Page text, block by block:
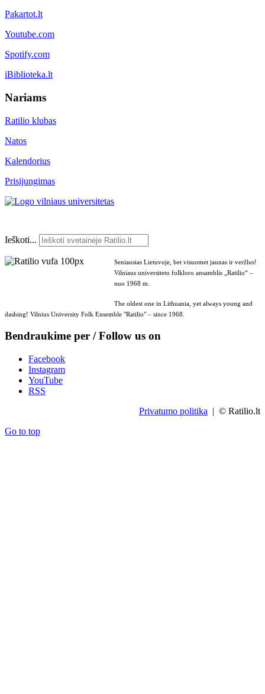
Pakartot.lt
Youtube.com
Spotify.com
iBiblioteka.lt
Nariams
Ratilio klubas
Natos
Kalendorius
Prisijungimas
Ieškoti...
Seniausias Lietuvoje, bet visuomet jaunas ir veržlus!
Vilniaus universiteto folkloro ansamblis „Ratilio“ –
nuo 1968 m.
The oldest one in Lithuania, yet always young and
dashing! Vilnius University Folk Ensemble "Ratilio" – since 1968.
Bendraukime per / Follow us on
Facebook
Instagram
YouTube
RSS
Privatumo politika | © Ratilio.lt
Go to top